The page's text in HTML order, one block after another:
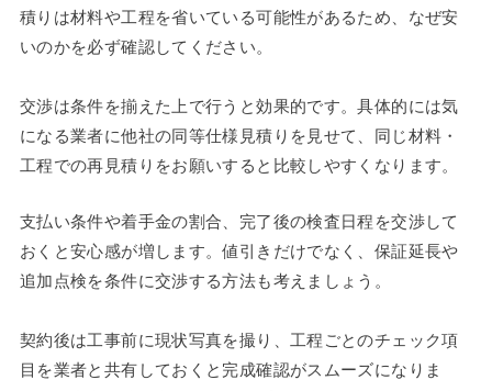
積りは材料や工程を省いている可能性があるため、なぜ安
いのかを必ず確認してください。
交渉は条件を揃えた上で行うと効果的です。具体的には気
になる業者に他社の同等仕様見積りを見せて、同じ材料・
工程での再見積りをお願いすると比較しやすくなります。
支払い条件や着手金の割合、完了後の検査日程を交渉して
おくと安心感が増します。値引きだけでなく、保証延長や
追加点検を条件に交渉する方法も考えましょう。
契約後は工事前に現状写真を撮り、工程ごとのチェック項
目を業者と共有しておくと完成確認がスムーズになりま